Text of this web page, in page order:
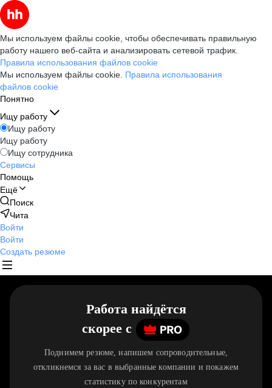
Мы используем файлы cookie, чтобы обеспечивать правильную
работу нашего веб-сайта и анализировать сетевой трафик.
Правила использования файлов cookie
Мы используем файлы cookie. Правила использования
файлов cookie
Понятно
Ищу работу
Ищу работу
Ищу работу
Ищу сотрудника
Сервисы
Помощь
Ещё
Поиск
Чита
Войти
Войти
Создать резюме
Работа найдётся
скорее c
Поднимем резюме, напишем сопроводительные,
откликнемся за вас в выбранные компании и покажем
статистику по конкурентам